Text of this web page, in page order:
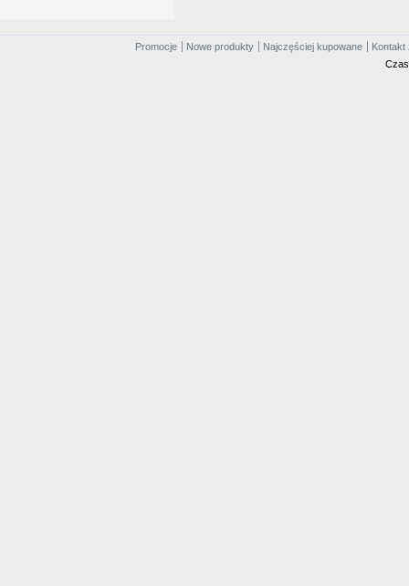
Promocje Nowe produkty Najczęściej kupowane
Kontakt